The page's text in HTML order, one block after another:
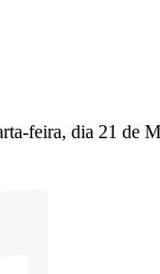
feira, dia 21 de